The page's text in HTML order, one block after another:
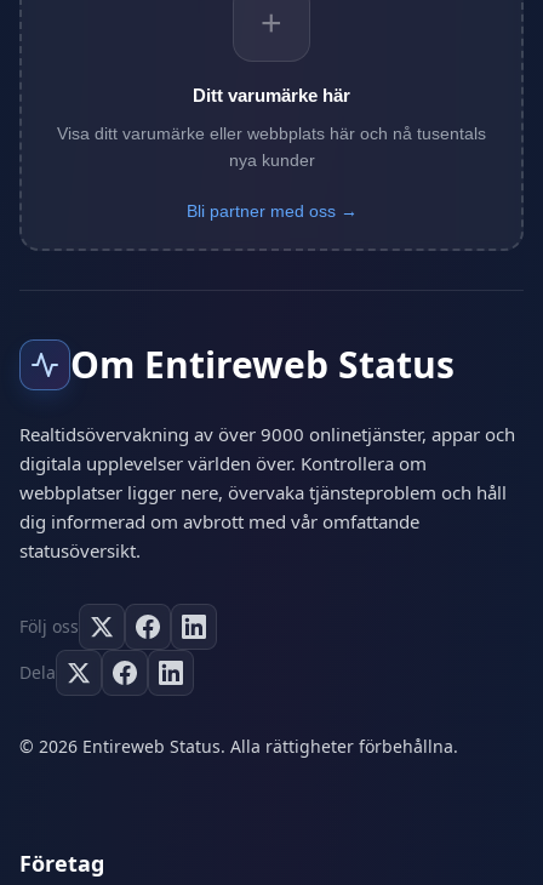
+
Ditt varumärke här
Visa ditt varumärke eller webbplats här och nå tusentals
nya kunder
Bli partner med oss →
Om Entireweb Status
Realtidsövervakning av över 9000 onlinetjänster, appar och
digitala upplevelser världen över. Kontrollera om
webbplatser ligger nere, övervaka tjänsteproblem och håll
dig informerad om avbrott med vår omfattande
statusöversikt.
Följ oss
Dela
© 2026 Entireweb Status. Alla rättigheter förbehållna.
Företag